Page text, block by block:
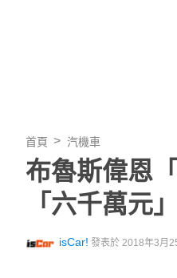
首頁 汽機車
布魯斯偉恩
「六千萬元
isCar! 發表於 2018年3月